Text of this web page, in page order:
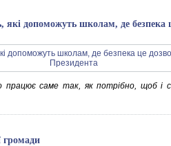
які допоможуть школам, де
працює саме так, як потрібно, щоб і
громади